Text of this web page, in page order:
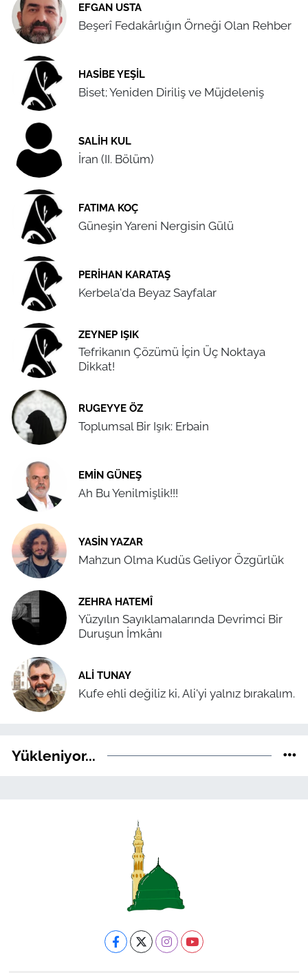
EFGAN USTA
Beşerî Fedakârlığın Örneği Olan Rehber
HASIBE YEŞIL
Biset; Yeniden Diriliş ve Müjdeleniş
SALIH KUL
İran (II. Bölüm)
FATIMA KOÇ
Güneşin Yareni Nergisin Gülü
PERIHAN KARATAŞ
Kerbela'da Beyaz Sayfalar
ZEYNEP IŞIK
Tefrikanın Çözümü İçin Üç Noktaya
Dikkat!
RUGEYYE ÖZ
Toplumsal Bir Işık: Erbain
EMIN GÜNEŞ
Ah Bu Yenilmişlik!!!
YASIN YAZAR
Mahzun Olma Kudüs Geliyor Özgürlük
ZEHRA HATEMÎ
Yüzyılın Sayıklamalarında Devrimci Bir
Duruşun İmkânı
ALI TUNAY
Kufe ehli değiliz ki, Ali'yi yalnız bırakalım.
Yükleniyor...